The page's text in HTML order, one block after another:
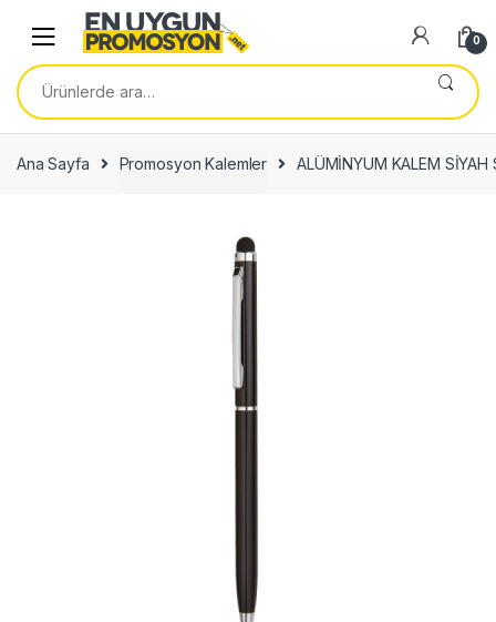
navigation
content
0
Ara:
Ana Sayfa Promosyon Kalemler ALÜMİNYUM KALEM